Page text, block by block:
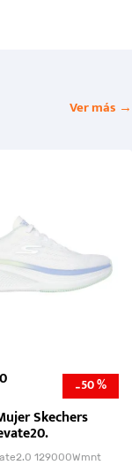
Ver más →
-50 %
Skechers
129000Wmnt